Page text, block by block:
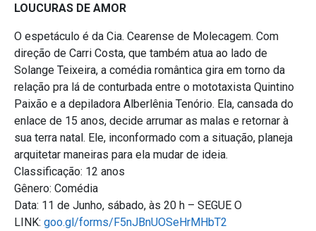
LOUCURAS DE AMOR
O espetáculo é da Cia. Cearense de Molecagem. Com
direção de Carri Costa, que também atua ao lado de
Solange Teixeira, a comédia romântica gira em torno da
relação pra lá de conturbada entre o mototaxista Quintino
Paixão e a depiladora Alberlênia Tenório. Ela, cansada do
enlace de 15 anos, decide arrumar as malas e retornar à
sua terra natal. Ele, inconformado com a situação, planeja
arquitetar maneiras para ela mudar de ideia.
Classificação: 12 anos
Gênero: Comédia
Data: 11 de Junho, sábado, às 20 h – SEGUE O
LINK: goo.gl/forms/F5nJBnUOSeHrMHbT2